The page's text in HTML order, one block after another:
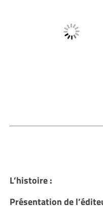
L’histoire :
Présentation de